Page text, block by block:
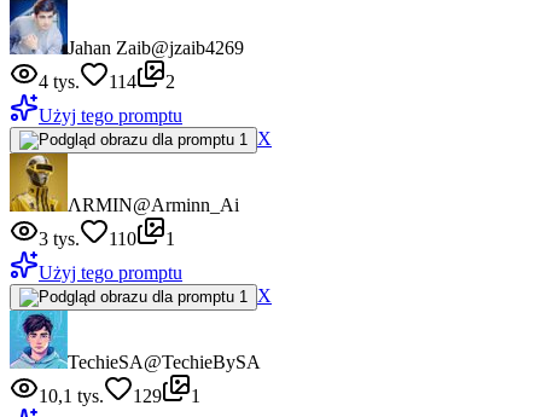
Jahan Zaib@jzaib4269
4 tys.
114
2
Użyj tego promptu
X
ΛRMIN@Arminn_Ai
3 tys.
110
1
Użyj tego promptu
X
TechieSA@TechieBySA
10,1 tys.
129
1